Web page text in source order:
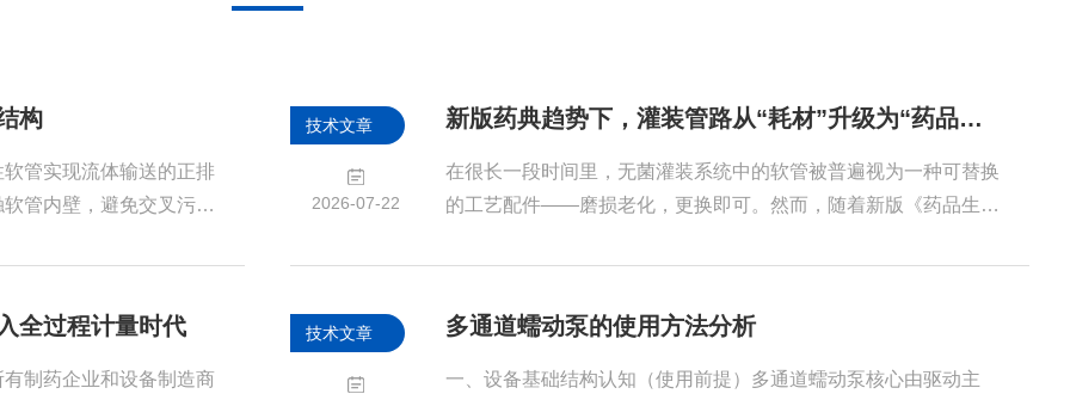
构
管实现流体输送的正排
管内壁，避免交叉污
挤压软管输送液体的过
备驱动器带动泵头转子
的弹性输送软管。滚轮
技术文章
2026-07-22
新版药典趋势下，灌装管路从“耗材”升级为“药品接触系统”
在很长一段时间里，无菌灌装系统中的软管被普遍视为一种可替换
的工艺配件——磨损老化，更换即可。然而，随着新版《药品生产
调的污染控制策略（CCS）理念，都在传递一个明确的信号：所有
体系的组成部分，是整个无菌灌装系统中不可忽视的"药品接触系
统（ProductContactSystem）"。管路、阀门、密封件、灌装针、
全过程计量时代
制药企业和设备制造商
技术文章 多通道蠕动泵的使用方法分析
一、设备基础结构认知（使用前提）多通道蠕动泵核心由驱动主